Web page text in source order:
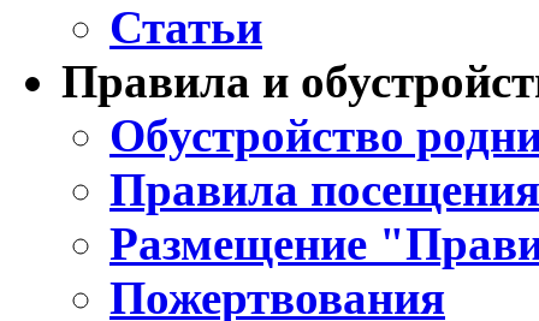
Статьи
Правила и
Обустройство
Правила
Размещение
Пожертвования